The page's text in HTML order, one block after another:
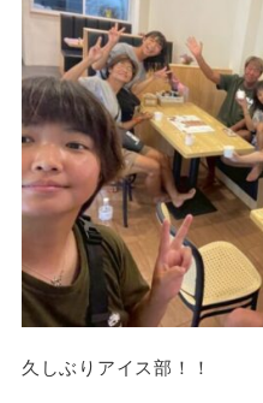
久しぶりアイス部！！